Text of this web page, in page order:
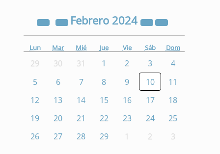
Febrero 2024
Lun Mar Mié Jue Vie Sáb Dom
29 30 31 1 2 3
4
5
6 7 8 9 10
11
12
13 14 15 16 17
18
19
20 21 22 23 24
25
26
27 28 29 1 2 3